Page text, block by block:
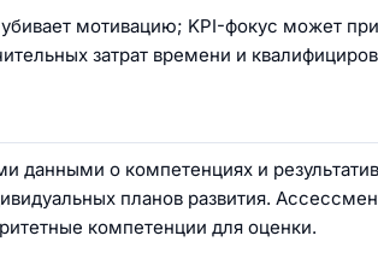
мотивацию; KPI-фокус может
затрат времени и
данными о компетенциях и
планов развития.
компетенции для оценки.